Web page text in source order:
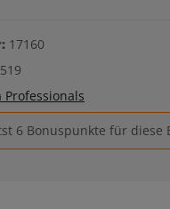
17160
Professionals
6 Bonuspunkte für diese